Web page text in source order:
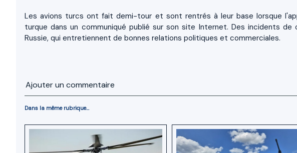
Les avions turcs ont fait demi-tour et sont rentrés à leur base lorsque
turque dans un communiqué publié sur son site Internet. Des incidents
Russie, qui entretiennent de bonnes relations politiques et commerciales.
Ajouter un commentaire
Dans la même rubrique...